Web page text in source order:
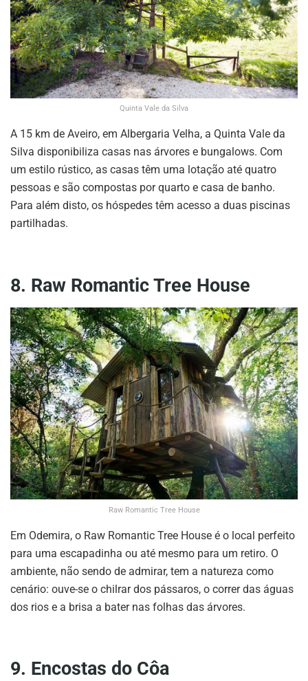
Quinta Vale da Silva
A 15 km de Aveiro, em Albergaria Velha, a Quinta Vale da
Silva disponibiliza casas nas árvores e bungalows. Com
um estilo rústico, as casas têm uma lotação até quatro
pessoas e são compostas por quarto e casa de banho.
Para além disto, os hóspedes têm acesso a duas piscinas
partilhadas.
8. Raw Romantic Tree House
Raw Romantic Tree House
Em Odemira, o Raw Romantic Tree House é o local perfeito
para uma escapadinha ou até mesmo para um retiro. O
ambiente, não sendo de admirar, tem a natureza como
cenário: ouve-se o chilrar dos pássaros, o correr das águas
dos rios e a brisa a bater nas folhas das árvores.
9. Encostas do Côa